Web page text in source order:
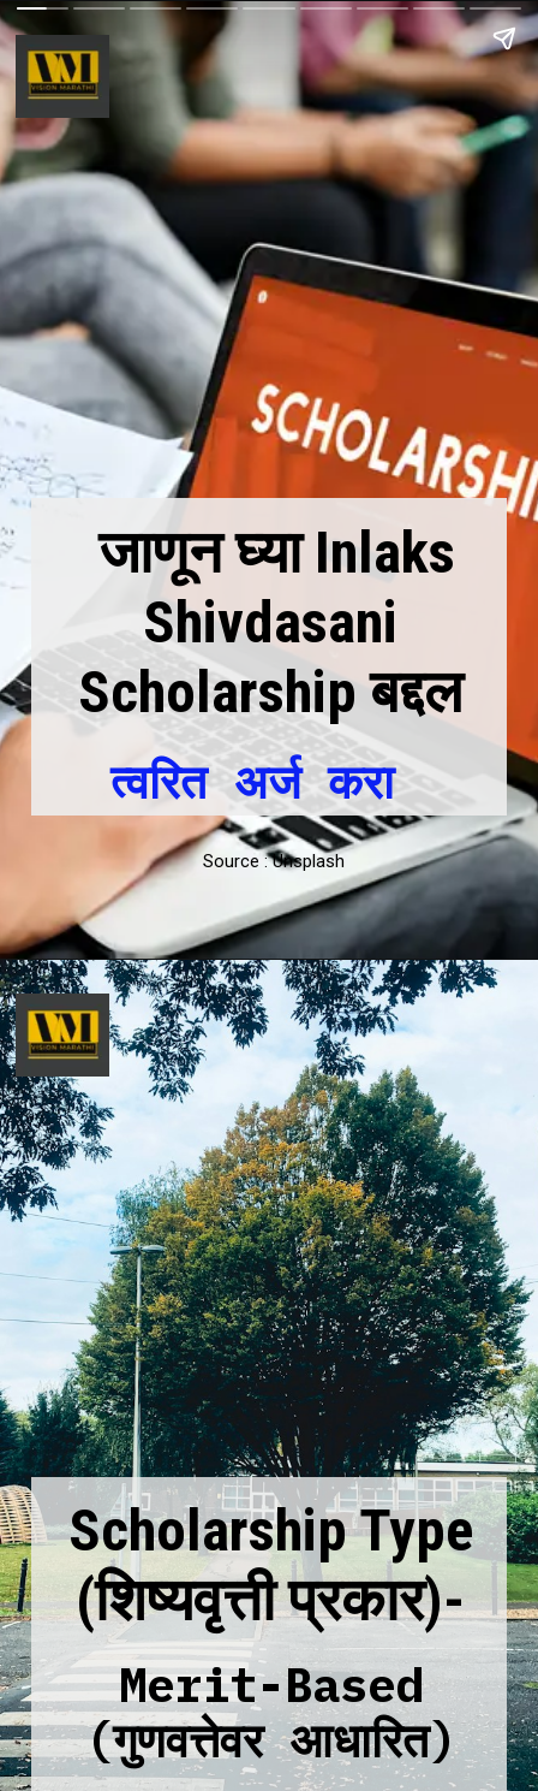
जाणून घ्या Inlaks
Shivdasani
Scholarship बद्दल
त्वरित अर्ज करा
Source : Unsplash
Scholarship Type
(शिष्यवृत्ती प्रकार)-
Merit-Based
(गुणवत्तेवर आधारित)